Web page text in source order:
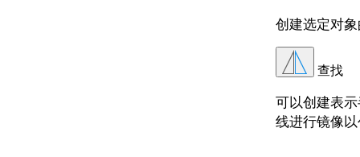
创建选定对
查找
可以创建表
线进行镜像